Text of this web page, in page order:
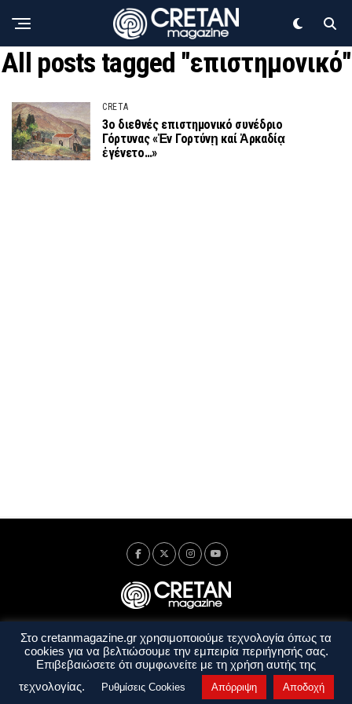
All posts tagged "επιστημονικό"
CRETA
3ο διεθνές επιστημονικό συνέδριο
Γόρτυνας «Ἐν Γορτύνῃ καί Ἀρκαδίᾳ
ἐγένετο…»
Ταυτότητα Πολιτική Απορρήτου
Όροι Χρήσης
Όροι και Προϋποθέσεις
Στο cretanmagazine.gr χρησιμοποιούμε τεχνολογία όπως τα
cookies για να βελτιώσουμε την εμπειρία περιήγησής σας.
Επιβεβαιώσετε ότι συμφωνείτε με τη χρήση αυτής της
τεχνολογίας.
Ρυθμίσεις Cookies Απόρριψη Αποδοχή